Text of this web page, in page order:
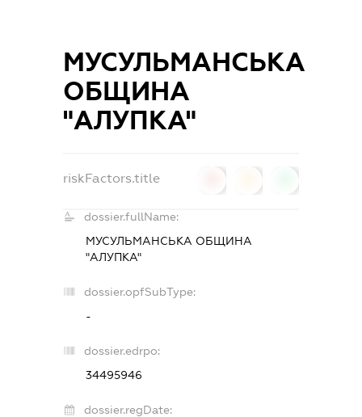
МУСУЛЬМАНСЬКА
ОБЩИНА
"АЛУПКА"
riskFactors.title
dossier.fullName:
МУСУЛЬМАНСЬКА ОБЩИНА
"АЛУПКА"
dossier.opfSubType:
-
dossier.edrpo:
34495946
dossier.regDate: